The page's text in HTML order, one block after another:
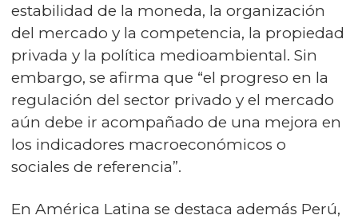
estabilidad de la moneda, la organización
del mercado y la competencia, la propiedad
privada y la política medioambiental. Sin
embargo, se afirma que “el progreso en la
regulación del sector privado y el mercado
aún debe ir acompañado de una mejora en
los indicadores macroeconómicos o
sociales de referencia”.
En América Latina se destaca además Perú,